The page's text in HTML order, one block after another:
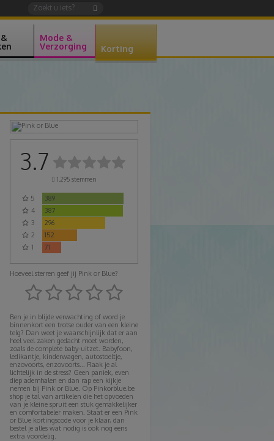
Mode &
Verzorging
Korting
3.7
1.295 stemmen
5
389
4
387
3
296
2
152
1
71
Hoeveel sterren geef jij Pink or Blue?
Ben je in blijde verwachting of word je
binnenkort een trotse ouder van een kleine
telg? Dan weet je waarschijnlijk dat er aan
heel veel zaken gedacht moet worden,
zoals de complete baby-uitzet. Babyfoon,
ledikantje, kinderwagen, autostoeltje,
enzovoorts, enzovoorts... Raak je al
lichtelijk in de stress? Geen paniek, even
diep ademhalen en dan rap een kijkje
nemen bij Pink or Blue. Op Pinkorblue.be
shop je tal van artikelen die het opvoeden
van je kleine spruit een stuk gemakkelijker
en comfortabeler maken. Staat er een Pink
or Blue kortingscode voor je klaar, dan
bestel je alles wat nodig is ook nog eens
extra voordelig.